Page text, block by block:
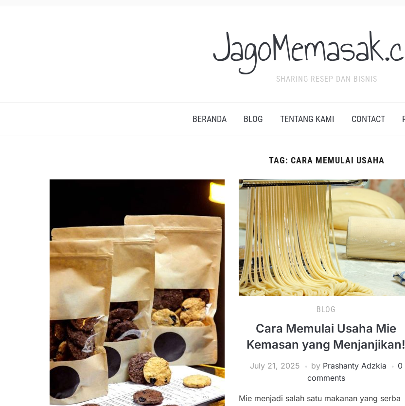
SHARING RESEP DAN BISNIS
BERANDA BLOG TENTANG KAMI CONTACT
TAG: CARA MEMULAI USAHA
BLOG
Cara Memulai Usaha Mie
Kemasan yang Menjanjikan!
July 21, 2025 by Prashanty Adzkia
0
comments
Mie menjadi salah satu makanan yang serba